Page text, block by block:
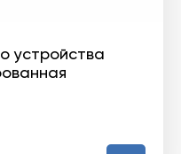
устройства